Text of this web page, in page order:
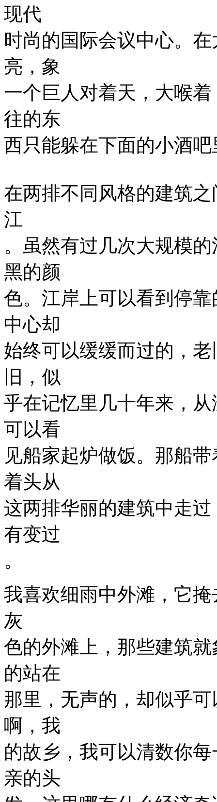
现代
时尚的国际会议中心。
亮，象
一个巨人对着天，大喉
往的东
西只能躲在下面的小酒吧
在两排不同风格的建筑
江
。虽然有过几次大规模
黑的颜
色。江岸上可以看到停
中心却
始终可以缓缓而过的，
旧，似
乎在记忆里几十年来，
可以看
见船家起炉做饭。那船
着头从
这两排华丽的建筑中走
有变过
。
我喜欢细雨中外滩，它
灰
色的外滩上，那些建筑
的站在
那里，无声的，却似乎
啊，我
的故乡，我可以清数你
亲的头